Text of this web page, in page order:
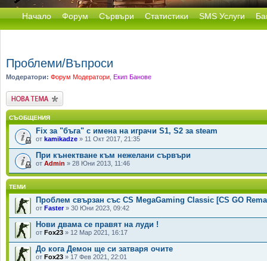
Начало Форум Сървъри Статистики SMS Услуги
Проблеми/Въпроси
Модератори: Форум Модератори Екип Банове
Публикувай нова
тема
СЪОБЩЕНИЯ
Fix за "бъга" с имена на играчи S1, S2 за steam
от kamikadze » 11 Окт 2017, 21:35
При кънектване към нежелани сървъри
от Admin » 28 Юни 2013, 11:46
ТЕМИ
Проблем свързан със CS MegaGaming Classic [CS GO
от Faster» 30 Юни 2023, 09:42
Нови двама се правят на луди !
от Fox23 » 12 Мар 2021, 16:17
До кога Демон ще си затваря очите
от Fox23 » 17 Фев 2021, 22:01